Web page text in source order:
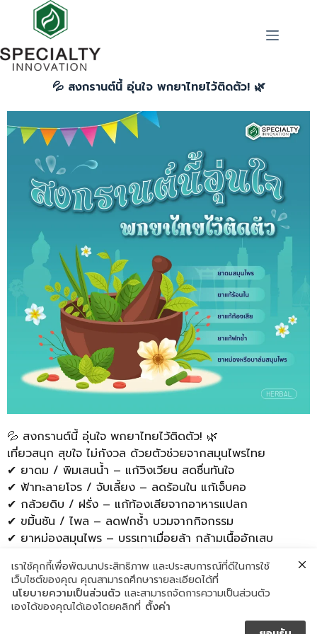
💦 สงกรานต์นี้ อุ่นใจ พกยาไทยไว้ติดตัว! 🌿
💦 สงกรานต์นี้ อุ่นใจ พกยาไทยไว้ติดตัว! 🌿
เที่ยวสนุก สุขใจ ไม่กังวล ด้วยตัวช่วยจากสมุนไพรไทย
✔ ยาดม / พิมเสนน้ำ – แก้วิงเวียน สดชื่นทันใจ
✔ ฟ้าทะลายโจร / จับเลี้ยง – ลดร้อนใน แก้เจ็บคอ
✔ กล้วยดิบ / ฝรั่ง – แก้ท้องเสียจากอาหารแปลก
✔ ขมิ้นชัน / ไพล – ลดฟกช้ำ บวมจากกิจกรรม
✔ ยาหม่องสมุนไพร – บรรเทาเมื่อยล้า กล้ามเนื้ออักเสบ
📌 พกติดตัวไว้ เที่ยวอย่างมั่นใจ ปลอดภัยตลอดเทศกาล!
♻️ โรงงานมาตรฐานสากล
💚สนใจสินค้าปรึกษาฟรีได้ที่
📱 Line: @specialtyinno
เราใช้คุกกี้เพื่อพัฒนาประสิทธิภาพ และประสบการณ์ที่ดีในการใช้
เว็บไซต์ของคุณ คุณสามารถศึกษารายละเอียดได้ที่
นโยบายความเป็นส่วนตัว และสามารถจัดการความเป็นส่วนตัว
เองได้ของคุณได้เองโดยคลิกที่ ตั้งค่า